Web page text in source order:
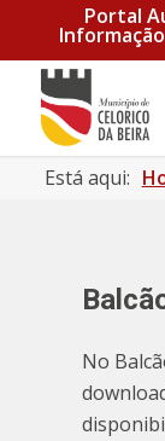
Portal
Está aqui:
No